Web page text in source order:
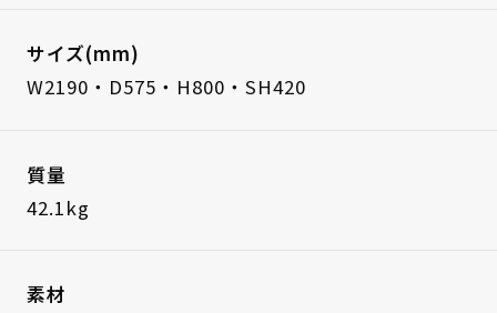
サイズ(mm)
W2190・D575・H800・SH420
質量
42.1kg
素材